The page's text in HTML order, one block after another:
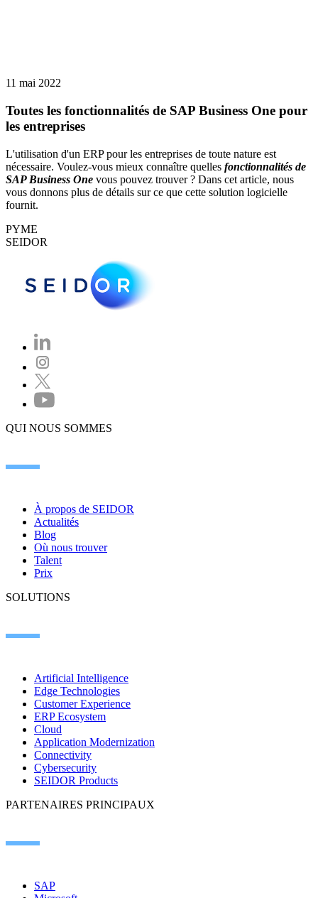
11 mai 2022
Toutes les fonctionnalités de SAP Business One pour
les entreprises
L'utilisation d'un ERP pour les entreprises de toute nature est
nécessaire. Voulez-vous mieux connaître quelles fonctionnalités de
SAP Business One vous pouvez trouver ? Dans cet article, nous
vous donnons plus de détails sur ce que cette solution logicielle
fournit.
PYME
SEIDOR
QUI NOUS SOMMES
À propos de SEIDOR
Actualités
Blog
Où nous trouver
Talent
Prix
SOLUTIONS
Artificial Intelligence
Edge Technologies
Customer Experience
ERP Ecosystem
Cloud
Application Modernization
Connectivity
Cybersecurity
SEIDOR Products
PARTENAIRES PRINCIPAUX
SAP